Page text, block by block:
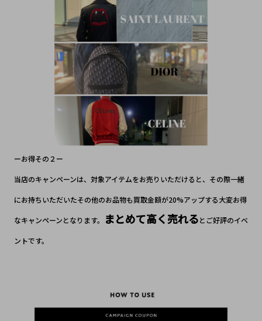
ーお得その２ー
当店のキャンペーンは、対象アイテムをお売りいただけると、その際一緒
にお持ちいただいたその他のお品物も買取金額が20%アップする大変お得
なキャンペーンとなります。 まとめて高く売れるとご好評のイベ
ントです。